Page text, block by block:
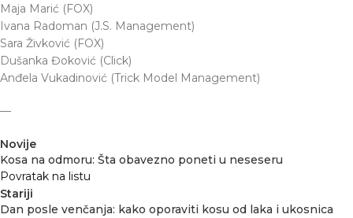
Maja Marić (FOX)
Ivana Radoman (J.S. Management)
Sara Živković (FOX)
Dušanka Đoković (Click)
Anđela Vukadinović (Trick Model Management)
—
Novije
Kosa na odmoru: Šta obavezno poneti u neseseru
Povratak na listu
Stariji
Dan posle venčanja: kako oporaviti kosu od laka i ukosnica